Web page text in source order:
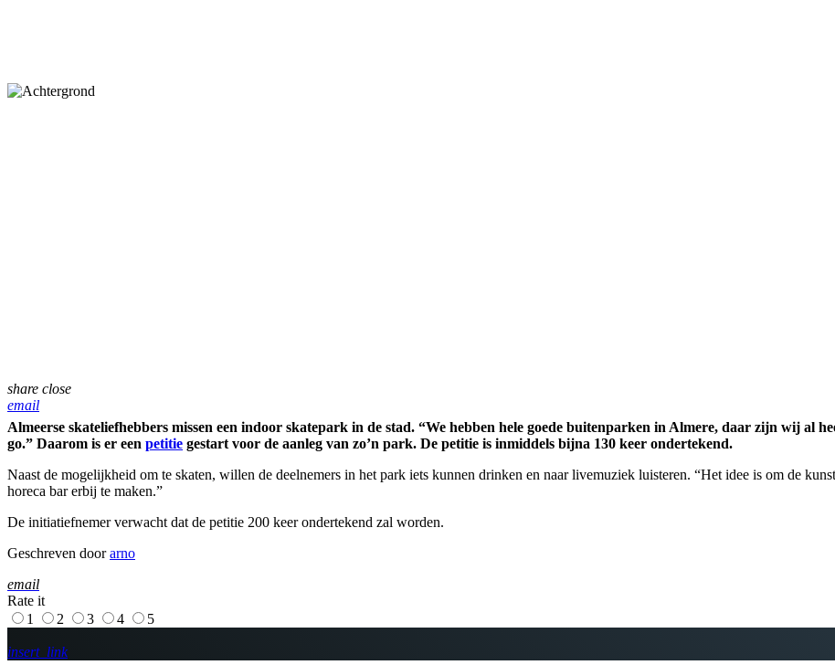
share close
email
Almeerse skateliefhebbers missen een indoor skatepark in de stad. “We hebben hele goede buitenparken in Almere, daar zijn wij al
go.” Daarom is er een petitie gestart voor de aanleg van zo’n park. De petitie is inmiddels bijna 130 keer ondertekend.
Naast de mogelijkheid om te skaten, willen de deelnemers in het park iets kunnen drinken en naar livemuziek luisteren. “Het idee is om de
horeca bar erbij te maken.”
De initiatiefnemer verwacht dat de petitie 200 keer ondertekend zal worden.
Geschreven doorarno
email
Rate it
1
2 3 4 5
insert_link